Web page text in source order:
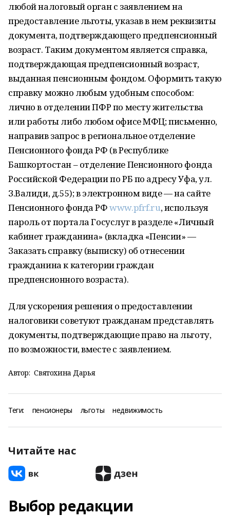
любой налоговый орган с заявлением на
предоставление льготы, указав в нем реквизиты
документа, подтверждающего предпенсионный
возраст. Таким документом является справка,
подтверждающая предпенсионный возраст,
выданная пенсионным фондом. Оформить такую
справку можно любым удобным способом:
лично в отделении ПФР по месту жительства
или работы либо любом офисе МФЦ; письменно,
направив запрос в региональное отделение
Пенсионного фонда РФ (в Республике
Башкортостан – отделение Пенсионного фонда
Российской Федерации по РБ по адресу Уфа, ул.
З.Валиди, д.55); в электронном виде — на сайте
Пенсионного фонда РФwww.pfrf.ru, используя
пароль от портала Госуслуг в разделе «Личный
кабинет гражданина» (вкладка «Пенсии» —
Заказать справку (выписку) об отнесении
гражданина к категории граждан
предпенсионного возраста).
Для ускорения решения о предоставлении
налоговики советуют гражданам представлять
документы, подтверждающие право на льготу,
по возможности, вместе с заявлением.
Автор: Святохина Дарья
Теги: пенсионеры льготы недвижимость
Читайте нас
Выбор редакции